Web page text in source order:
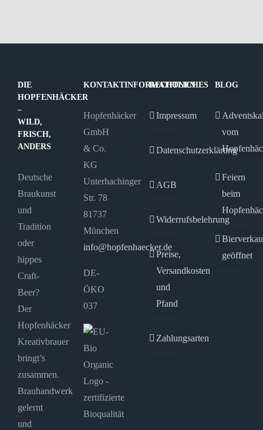
DIE
HOPFENHÄCKER
–
WILD,
FRISCH,
ANDERS
Deutsche
Braukunst
und
Tradition
oder
hippes
Craft-
Beer?
Der
Hopfenhäcker
Kreativbrauer
bringt’s
zusammen.
Brauhandwerk
gelernt
und
KONTAKTINFORMATIONEN
Hopfenhäcker
GmbH
& Co.
KG
Unterhachinger
Str. 78
81737
München
info@hopfenhaecker.de
DE-
ÖKO
037
RECHTLICHES
Impressum
Datenschutzerklärung
AGB
Widerrufsbelehrung
Preise,
Versandkosten
und
Pfand
Zahlungsarten
BLOG
vom
Feiern
beim
geöffnet